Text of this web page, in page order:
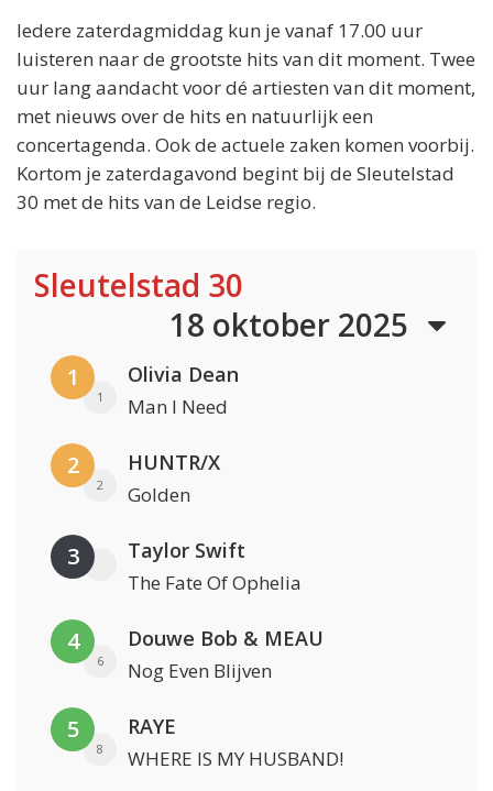
Iedere zaterdagmiddag kun je vanaf 17.00 uur
luisteren naar de grootste hits van dit moment. Twee
uur lang aandacht voor dé artiesten van dit moment,
met nieuws over de hits en natuurlijk een
concertagenda. Ook de actuele zaken komen voorbij.
Kortom je zaterdagavond begint bij de Sleutelstad
30 met de hits van de Leidse regio.
Sleutelstad 30
18 oktober 2025
1
1
Olivia Dean
Man I Need
2
2
HUNTR/X
Golden
3 Taylor Swift
The Fate Of Ophelia
4
6
Douwe Bob & MEAU
Nog Even Blijven
5
8
RAYE
WHERE IS MY HUSBAND!